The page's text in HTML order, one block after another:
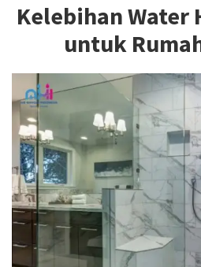
Kelebihan Water
untuk